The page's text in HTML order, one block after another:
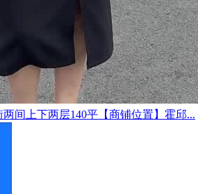
间上下两层140平【商铺位置】霍邱...